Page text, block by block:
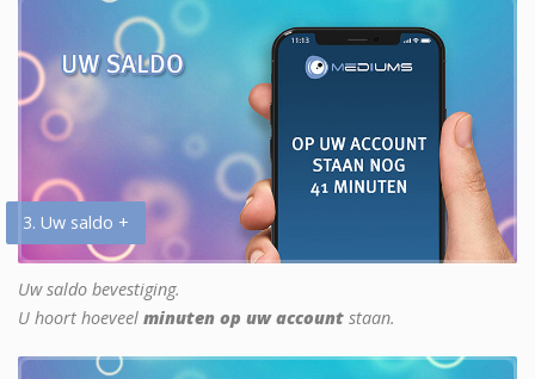
3. Uw saldo +
Uw saldo bevestiging.
U hoort hoeveel minuten op uw account staan.